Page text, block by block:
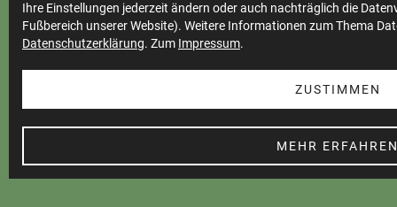
Ihre Einstellungen jederzeit ändern oder auch nachträglich die
Fußbereich unserer Website). Weitere Informationen zum Thema
Datenschutzerklärung. Zum Impressum.
ZUSTIMMEN
MEHR
Teilnahmebedingungen
Cookie Einstellungen